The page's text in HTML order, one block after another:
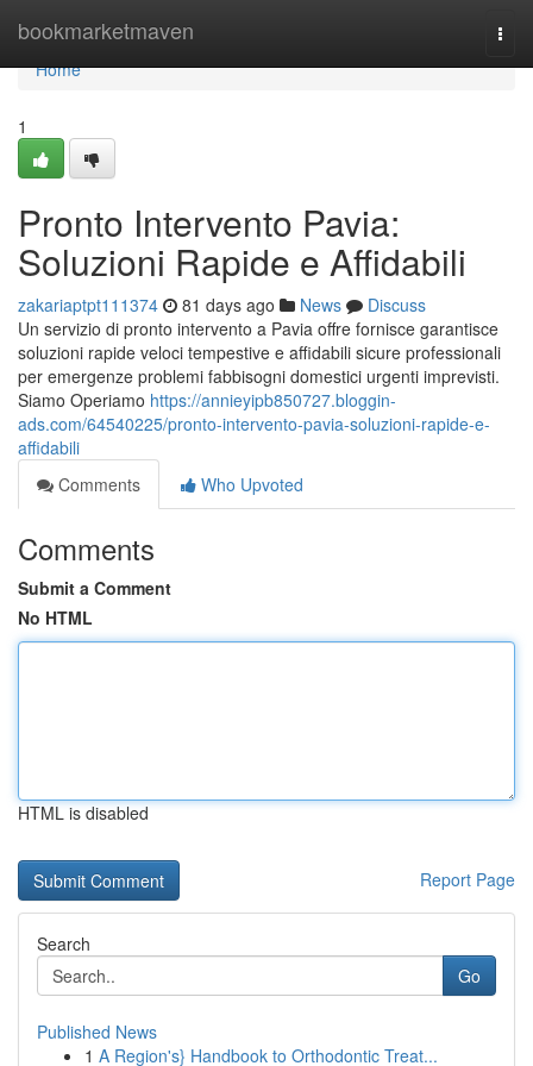
bookmarketmaven
Home
Home
1
Pronto Intervento Pavia:
Soluzioni Rapide e Affidabili
zakariaptpt111374 81 days ago News
Discuss
Un servizio di pronto intervento a Pavia offre fornisce garantisce
soluzioni rapide veloci tempestive e affidabili sicure professionali
per emergenze problemi fabbisogni domestici urgenti imprevisti.
Siamo Operiamo https://annieyipb850727.bloggin-
ads.com/64540225/pronto-intervento-pavia-soluzioni-rapide-e-
affidabili
Comments
Who Upvoted
Comments
Submit a Comment
No HTML
HTML is disabled
Report Page
Search
Go
Published News
1 A Region's} Handbook to Orthodontic Treat...